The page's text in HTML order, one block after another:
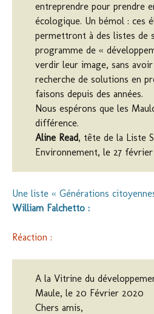
entreprendre pour prendre
écologique. Un bémol : ces
permettront à des listes de
programme de «
verdir leur image, sans
recherche de solutions en
faisons depuis des années.
Nous espérons que les
différence.
Aline Read, tête de la Liste
Environnement, le 27
Une liste « Générations
William Falchetto :
Réaction :
A la Vitrine du
Maule, le 20 Février 2020
Chers amis,